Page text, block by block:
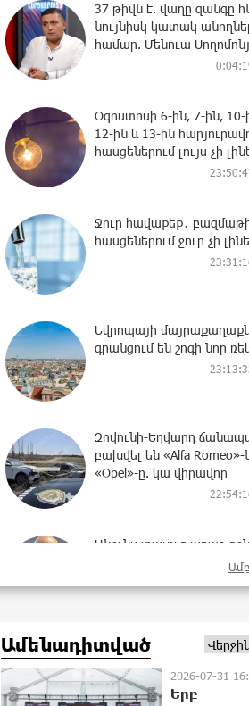
37 թիվն է. վաղը զանգը
նույնիսկ կատակ
համար. Մենուա
Օգոստոսի 6-ին, 7-ին, 10-
12-ին և 13-ին
հասցեներում լույս չի
Ջուր հավաքեք․
հասցեներում ջուր չի
Եվրոպայի
գրանցում են շոգի նոր
Զովունի-Եղվարդ
բախվել են «Alfa Romeo»-
«Opel»-ը. կա վիրավոր
Անունս տալուց առաջ
լվացվեք․ Էդմոն
Այսօր մենք ունենք մի
երբ որ բանտերը լիքն են
քաղբանտարկյալներով,
Ամենադիտված
2026-07-31
Երբ